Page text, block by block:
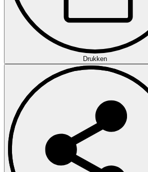
Drukken